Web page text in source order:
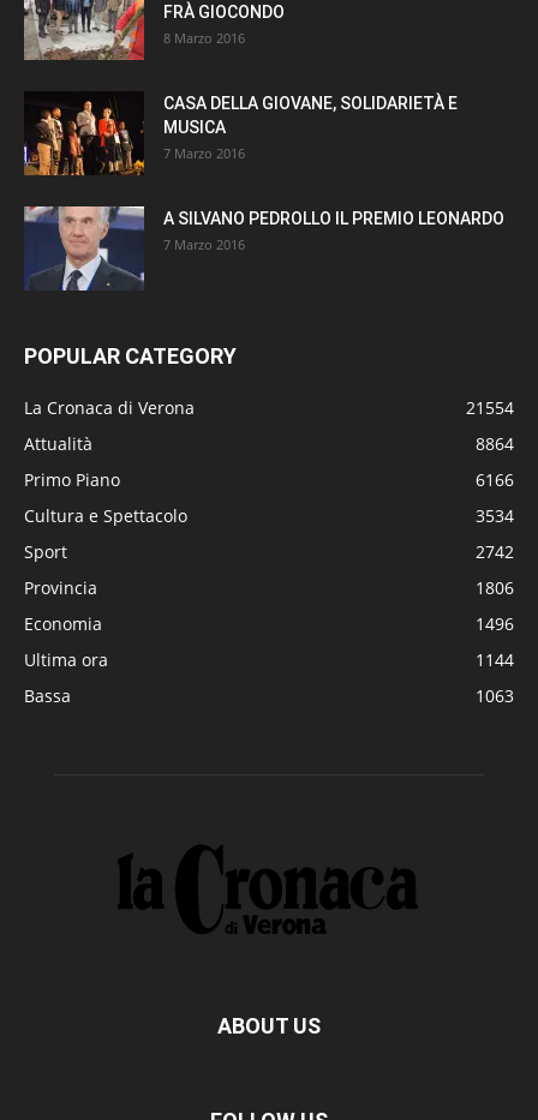
FRÀ GIOCONDO
8 Marzo 2016
CASA DELLA GIOVANE, SOLIDARIETÀ E
MUSICA
7 Marzo 2016
A SILVANO PEDROLLO IL PREMIO LEONARDO
7 Marzo 2016
POPULAR CATEGORY
La Cronaca di Verona
21554
Attualità
8864
Primo Piano
6166
Cultura e Spettacolo
3534
Sport
2742
Provincia
1806
Economia
1496
Ultima ora
1144
Bassa
1063
ABOUT US